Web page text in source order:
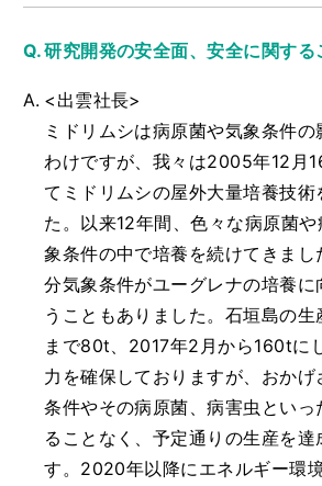
研究開発の安全面、安全に関する
<出雲社長>
ミドリムシは病原菌や気象条件
わけですが、我々は2005年12月
てミドリムシの屋外大量培養技術
た。以来12年間、色々な病原菌
象条件の中で培養を続けてきま
分気象条件がユーグレナの培養に
うこともありました。石垣島の
まで80t、2017年2月から160tに
力を確保しておりますが、おか
条件やその病原菌、病害虫といっ
ることなく、予定通りの生産を達
す。2020年以降にエネルギー環